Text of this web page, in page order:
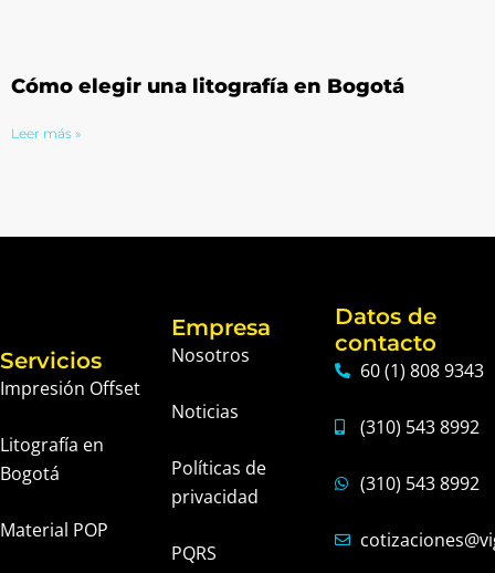
Cómo elegir una litografía en Bogotá
Leer más »
Servicios
Impresión Offset
Litografía en
Bogotá
Material POP
Empresa
Nosotros
Noticias
Políticas de
privacidad
PQRS
Datos de
contacto
60 (1) 808 9343
(310) 543 8992
(310) 543 8992